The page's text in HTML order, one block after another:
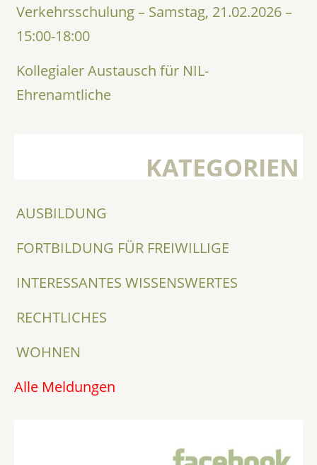
Verkehrsschulung – Samstag, 21.02.2026 –
15:00-18:00
Kollegialer Austausch für NIL-
Ehrenamtliche
KATEGORIEN
AUSBILDUNG
FORTBILDUNG FÜR FREIWILLIGE
INTERESSANTES WISSENSWERTES
RECHTLICHES
WOHNEN
Alle Meldungen